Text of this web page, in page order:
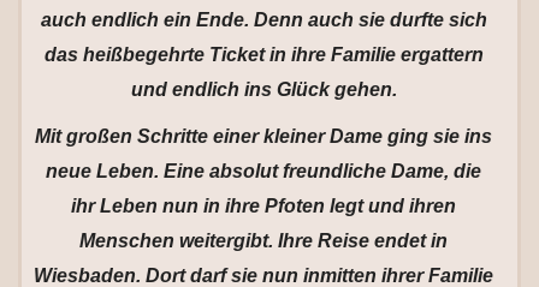
auch endlich ein Ende. Denn auch sie durfte sich
das heißbegehrte Ticket in ihre Familie ergattern
und endlich ins Glück gehen.
Mit großen Schritte einer kleiner Dame ging sie ins
neue Leben. Eine absolut freundliche Dame, die
ihr Leben nun in ihre Pfoten legt und ihren
Menschen weitergibt. Ihre Reise endet in
Wiesbaden. Dort darf sie nun inmitten ihrer Familie